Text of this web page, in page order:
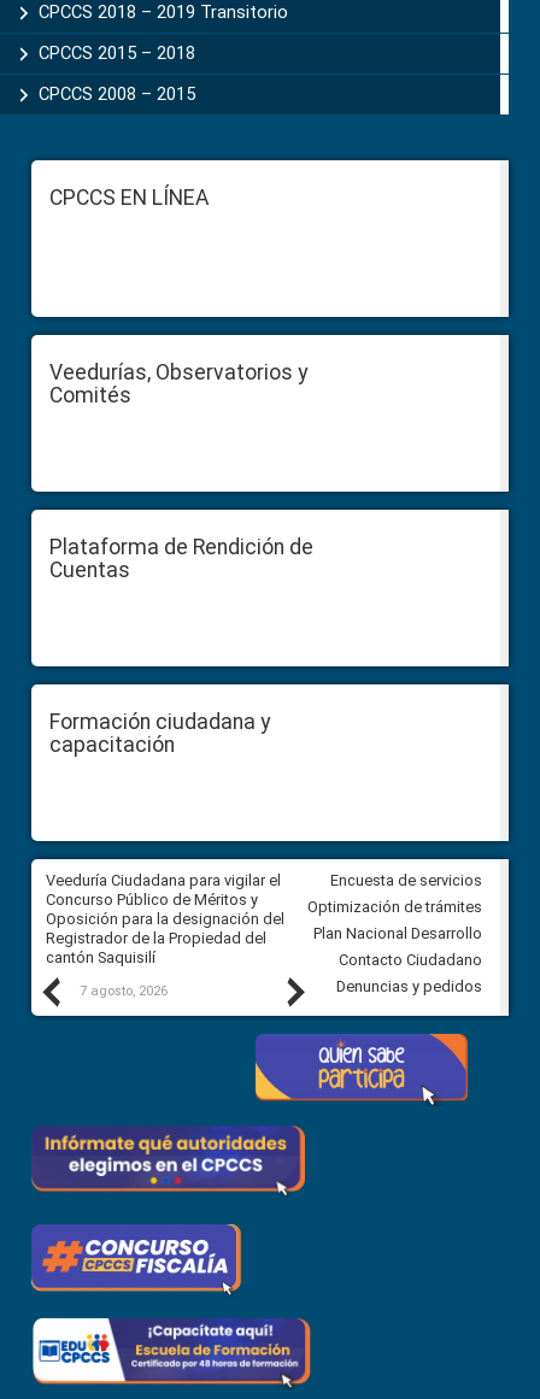
CPCCS 2018 – 2019 Transitorio
CPCCS 2015 – 2018
CPCCS 2008 – 2015
FooterCPCCS EN LÍNEA
Veedurías, Observatorios y
Comités
Plataforma de Rendición de
Cuentas
Formación ciudadana y
capacitación
Previous
Veeduría Ciudadana para vigilar el
Concurso Público de Méritos y
Oposición para la designación del
Registrador de la Propiedad del
cantón Saquisilí
7 agosto, 2026
Veeduría Ciudadana para
construcción del asfaltado de
Ballenita del cantón Santa
7 agosto, 2026
Next
Encuesta de servicios
Optimización de trámites
Plan Nacional Desarrollo
Contacto Ciudadano
Denuncias y pedidos